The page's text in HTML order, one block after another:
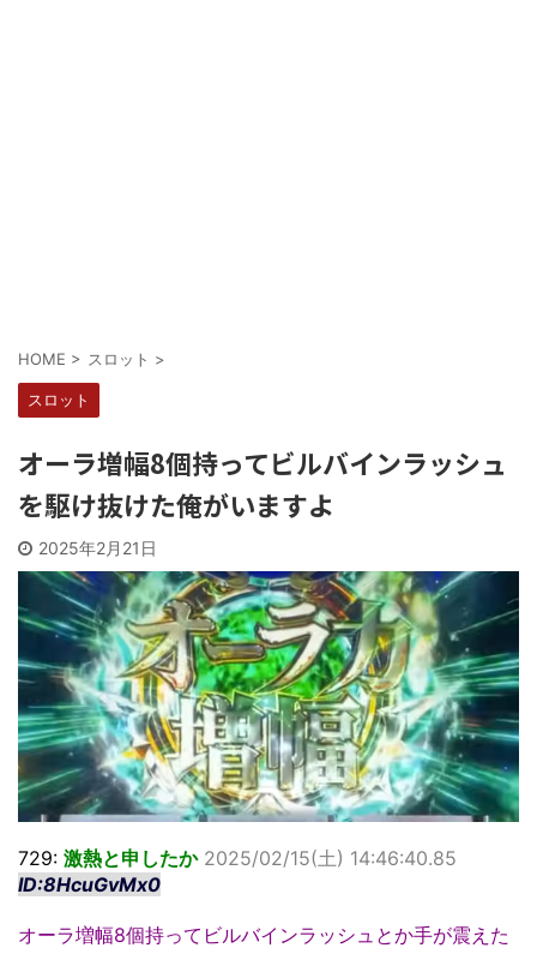
HOME > スロット >
スロット
オーラ増幅8個持ってビルバインラッシュ
を駆け抜けた俺がいますよ
2025年2月21日
729: 激熱と申したか 2025/02/15(土) 14:46:40.85
ID:8HcuGvMx0
オーラ増幅8個持ってビルバインラッシュとか手が震えた